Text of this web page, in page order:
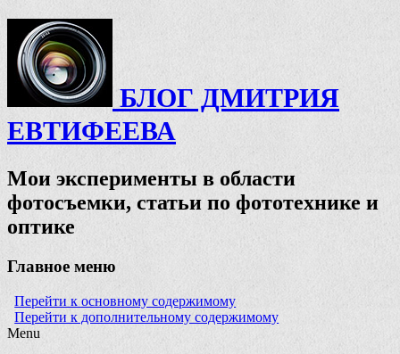
БЛОГ ДМИТРИЯ
ЕВТИФЕЕВА
Мои эксперименты в области
фотосъемки, статьи по фототехнике и
оптике
Главное меню
Перейти к основному содержимому
Перейти к дополнительному содержимому
Menu